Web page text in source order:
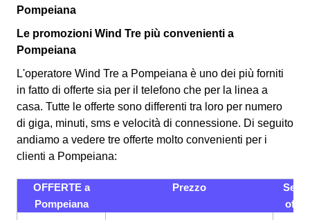
Pompeiana
Le promozioni Wind Tre più convenienti a
Pompeiana
L'operatore Wind Tre a Pompeiana è uno dei più forniti
in fatto di offerte sia per il telefono che per la linea a
casa. Tutte le offerte sono differenti tra loro per numero
di giga, minuti, sms e velocità di connessione. Di seguito
andiamo a vedere tre offerte molto convenienti per i
clienti a Pompeiana:
OFFERTE a
Pompeiana
Prezzo